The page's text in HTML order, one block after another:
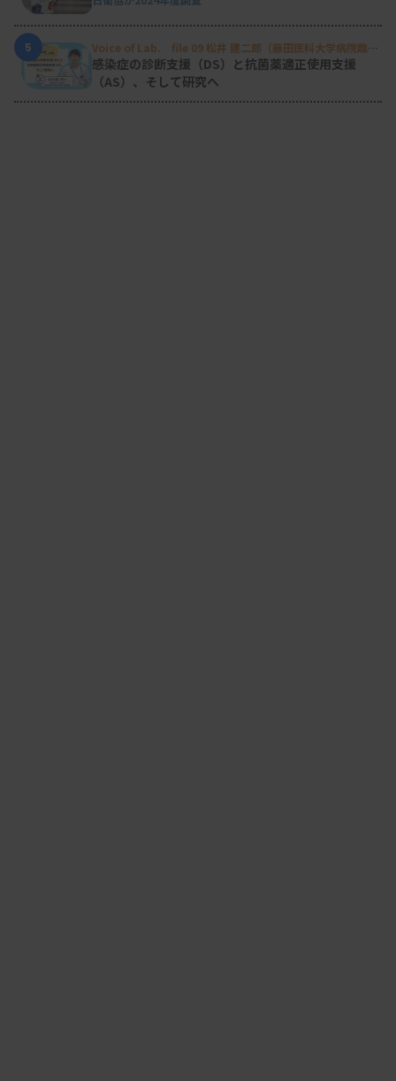
5
Voice of Lab. file 09 松井 建二郎（藤田医科大学病院臨床
検査部微生物遺伝子検査室）
感染症の診断支援（DS）と抗菌薬適正使用支援
（AS）、そして研究へ